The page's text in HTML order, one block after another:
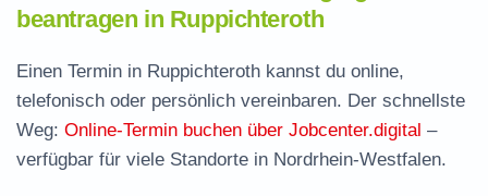
beantragen in Ruppichteroth
Einen Termin in Ruppichteroth kannst du online,
telefonisch oder persönlich vereinbaren. Der schnellste
Weg: Online-Termin buchen über Jobcenter.digital –
verfügbar für viele Standorte in Nordrhein-Westfalen.